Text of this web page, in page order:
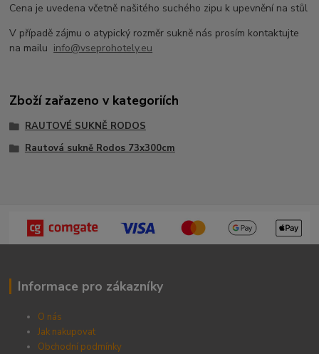
Cena je uvedena včetně našitého suchého zipu k upevnění na stůl
V případě zájmu o atypický rozměr sukně nás prosím kontaktujte
na mailu info@vseprohotely.eu
Zboží zařazeno v kategoriích
RAUTOVÉ SUKNĚ RODOS
Rautová sukně Rodos 73x300cm
Informace pro zákazníky
O nás
Jak nakupovat
Obchodní podmínky